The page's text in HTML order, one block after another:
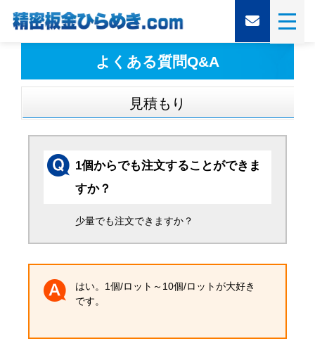
よくある質問Q&A
見積もり
1個からでも注文することができま
すか？
少量でも注文できますか？
はい。1個/ロット～10個/ロットが大好き
です。